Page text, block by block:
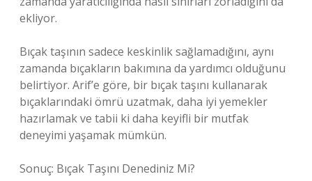
ekliyor.
Bıçak taşının sadece keskinlik sağlamadığını, aynı
zamanda bıçakların bakımına da yardımcı olduğunu
belirtiyor. Arif’e göre, bir bıçak taşını kullanarak
bıçaklarındaki ömrü uzatmak, daha iyi yemekler
hazırlamak ve tabii ki daha keyifli bir mutfak
deneyimi yaşamak mümkün.
Sonuç: Bıçak Taşını Denediniz Mi?